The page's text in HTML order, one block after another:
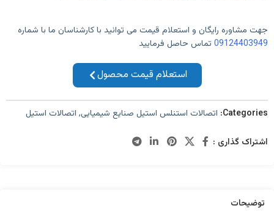
جهت مشاوره رایگان و استعلام قیمت می توانید با کارشناسان ما با شماره
09124403949 تماس حاصل فرمایید
استعلام قیمت محصول
Categories: اتصالات استنلس استیل صنایع شیمیایی, اتصالات استیل
اشتراک گذاری :
توضیحات